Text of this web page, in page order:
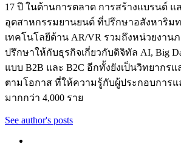
17 ปี ในด้านการตลาด การสร้างแบรนด์ แ
อุตสาหกรรมยานยนต์ ที่ปรึกษาอสังหาริมทรั
เทคโนโลยีด้าน AR/VR รวมถึงหน่วยงาน
ปรึกษาให้กับธุรกิจเกี่ยวกับดิจิทัล AI, Big
แบบ B2B และ B2C อีกทั้งยังเป็นวิทยากรแ
ตามโอกาส ที่ให้ความรู้กับผู้ประกอบการแ
มากกว่า 4,000 ราย
See author's posts